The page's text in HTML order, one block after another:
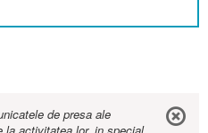
de presa ale